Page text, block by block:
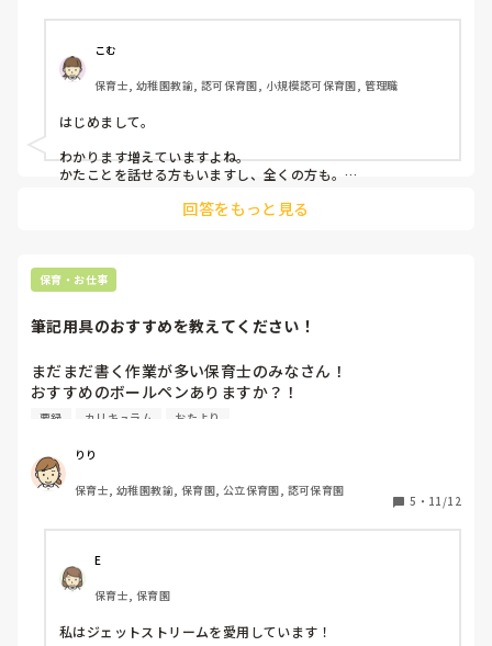
そして、もしおすすめのアプリやツールなどあればぜひ教え
てほしいです！
よろしくお願いします。
こむ
保育士, 幼稚園教諭, 認可保育園, 小規模認可保育園, 管理職
はじめまして。
わかります増えていますよね。
かたことを話せる方もいますし、全くの方も。
簡単な英語をふまえて話ししたりしています。
回答をもっと見る
保育・お仕事
筆記用具のおすすめを教えてください！
まだまだ書く作業が多い保育士のみなさん！
おすすめのボールペンありますか？！
よく職場でもこの話題で盛り上がるのですが、みなさんの使
ぜひ書きやすくて、おすすめがあれば教えてください🎶
要録 カリキュラム おたより
りり
保育士, 幼稚園教諭, 保育園, 公立保育園, 認可保育園
5 ・ 11/12
E
保育士, 保育園
私はジェットストリームを愛用しています！